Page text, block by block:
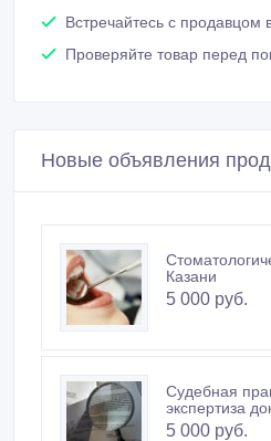
Встречайтесь с продавцом
Проверяйте товар перед
Новые объявления
Казани
5 000 руб.
Судебная
экспертиза
5 000 руб.